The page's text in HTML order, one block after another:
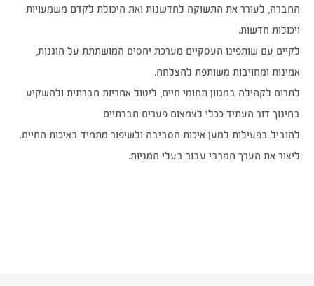
החברה, לעורר את התשוקה לחדשנות ואת היכולת לקדם משמעויות
ויכולות חדשות.
לקיים עם שותפינו העסקיים מערכת יחסים המושתתת על הוגנות,
אמינות ומחויבות משותפת להצלחה.
לתרום לקהילה במגוון תחומי חיים, ליטול אחריות חברתית ולהשקיע
בחינוך דור העתיד ככלי לצמצום פערים חברתיים.
להוביל בפעילות למען איכות הסביבה ולשיפור מתמיד באיכות החיים.
ליצור את הערך המרבי עבור בעלי המניות.